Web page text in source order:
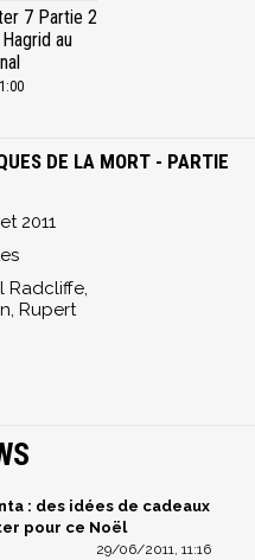
7 Partie 2
au
DE LA MORT - PARTIE
2011
Radcliffe,
Rupert
: des idées de cadeaux
pour ce Noël
29/06/2011, 11:16